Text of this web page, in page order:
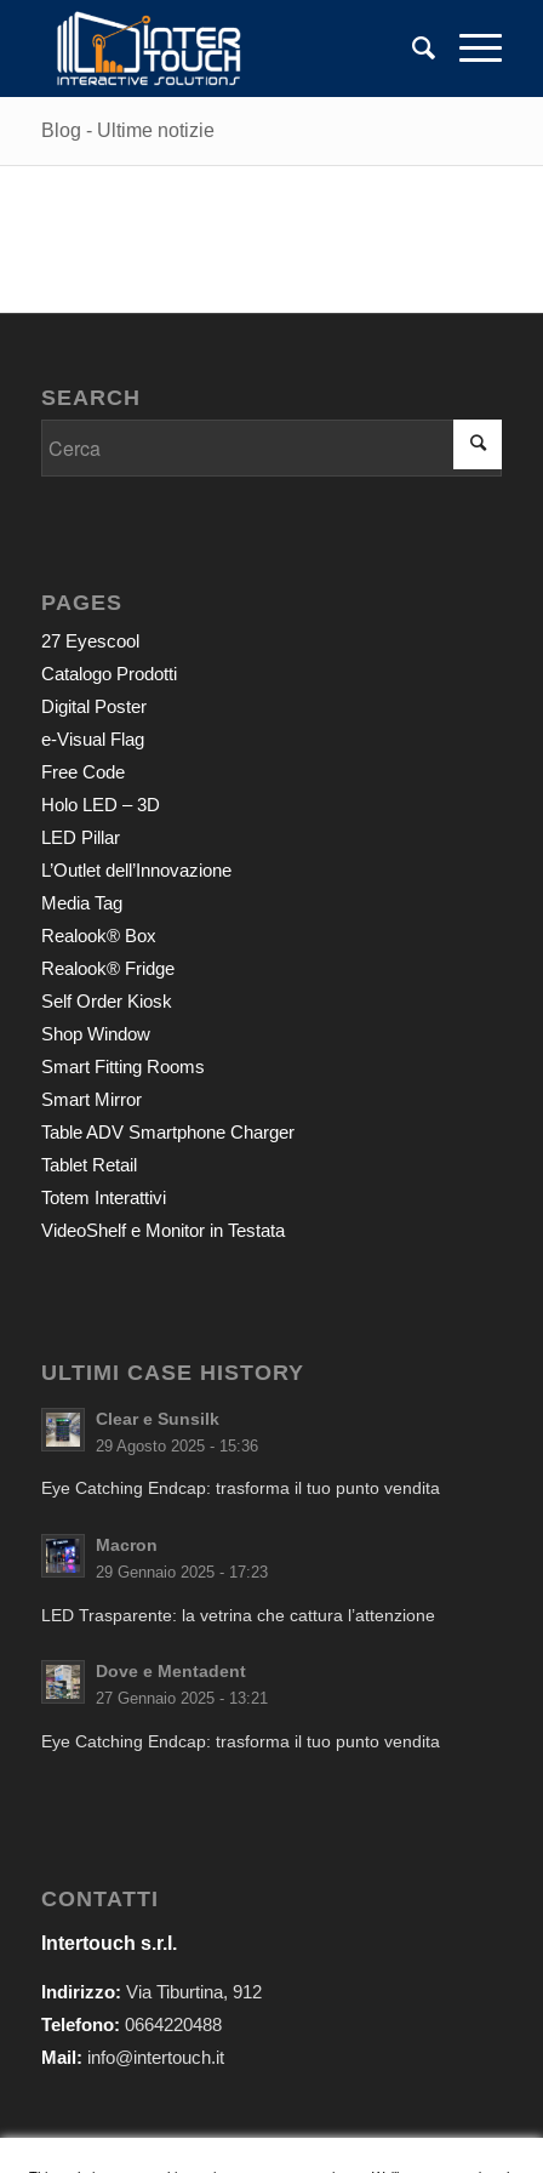
Blog - Ultime notizie
SEARCH
PAGES
27 Eyescool
Catalogo Prodotti
Digital Poster
e-Visual Flag
Free Code
Holo LED – 3D
LED Pillar
L’Outlet dell’Innovazione
Media Tag
Realook® Box
Realook® Fridge
Self Order Kiosk
Shop Window
Smart Fitting Rooms
Smart Mirror
Table ADV Smartphone Charger
Tablet Retail
Totem Interattivi
VideoShelf e Monitor in Testata
ULTIMI CASE HISTORY
Clear e Sunsilk
29 Agosto 2025 - 15:36
Eye Catching Endcap: trasforma il tuo punto vendita
Macron
29 Gennaio 2025 - 17:23
LED Trasparente: la vetrina che cattura l’attenzione
Dove e Mentadent
27 Gennaio 2025 - 13:21
Eye Catching Endcap: trasforma il tuo punto vendita
CONTATTI
Intertouch s.r.l.
Indirizzo: Via Tiburtina, 912
Telefono: 0664220488
Mail: info@intertouch.it